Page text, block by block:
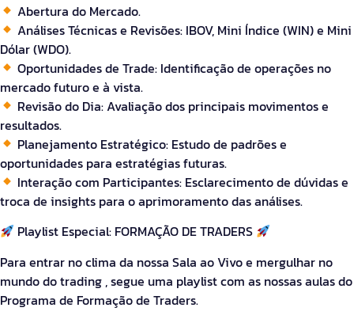
Abertura do Mercado.
Análises Técnicas e Revisões: IBOV, Mini Índice (WIN) e Mini
Dólar (WDO).
Oportunidades de Trade: Identificação de operações no
mercado futuro e à vista.
Revisão do Dia: Avaliação dos principais movimentos e
resultados.
Planejamento Estratégico: Estudo de padrões e
oportunidades para estratégias futuras.
Interação com Participantes: Esclarecimento de dúvidas e
troca de insights para o aprimoramento das análises.
Playlist Especial: FORMAÇÃO DE TRADERS
Para entrar no clima da nossa Sala ao Vivo e mergulhar no
mundo do trading , segue uma playlist com as nossas aulas do
Programa de Formação de Traders.